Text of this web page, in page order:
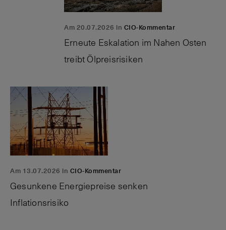
Am 20.07.2026 in CIO-Kommentar
Erneute Eskalation im Nahen Osten
treibt Ölpreisrisiken
Am 13.07.2026 in CIO-Kommentar
Gesunkene Energiepreise senken
Inflationsrisiko